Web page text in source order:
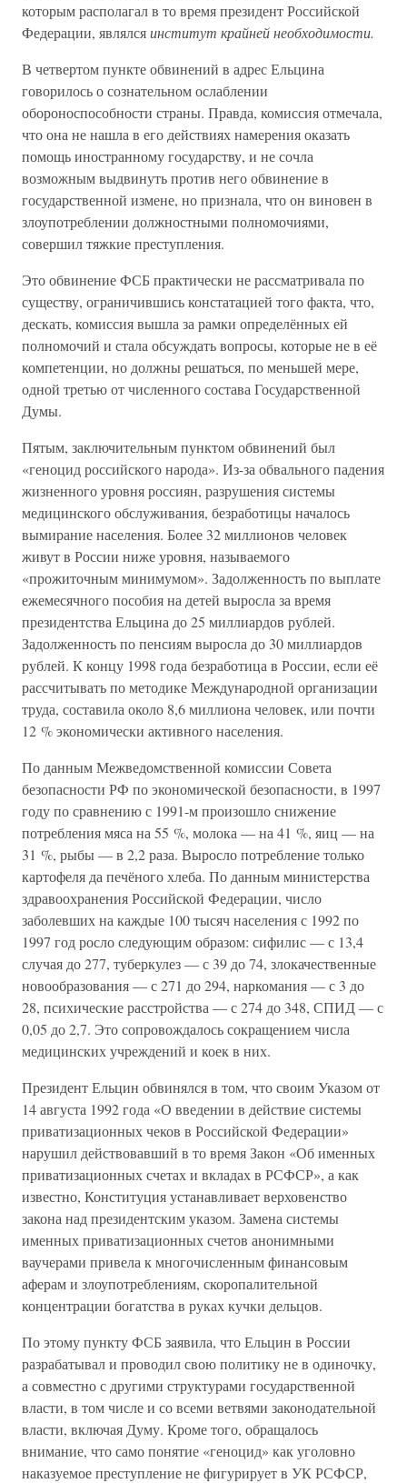
которым располагал в то время президент Российской
Федерации, являлсяинститут крайней необходимости.
В четвертом пункте обвинений в адрес Ельцина
говорилось о сознательном ослаблении
обороноспособности страны. Правда, комиссия отмечала,
что она не нашла в его действиях намерения оказать
помощь иностранному государству, и не сочла
возможным выдвинуть против него обвинение в
государственной измене, но признала, что он виновен в
злоупотреблении должностными полномочиями,
совершил тяжкие преступления.
Это обвинение ФСБ практически не рассматривала по
существу, ограничившись констатацией того факта, что,
дескать, комиссия вышла за рамки определённых ей
полномочий и стала обсуждать вопросы, которые не в её
компетенции, но должны решаться, по меньшей мере,
одной третью от численного состава Государственной
Думы.
Пятым, заключительным пунктом обвинений был
«геноцид российского народа». Из-за обвального падения
жизненного уровня россиян, разрушения системы
медицинского обслуживания, безработицы началось
вымирание населения. Более 32 миллионов человек
живут в России ниже уровня, называемого
«прожиточным минимумом». Задолженность по выплате
ежемесячного пособия на детей выросла за время
президентства Ельцина до 25 миллиардов рублей.
Задолженность по пенсиям выросла до 30 миллиардов
рублей. К концу 1998 года безработица в России, если её
рассчитывать по методике Международной организации
труда, составила около 8,6 миллиона человек, или почти
12 % экономически активного населения.
По данным Межведомственной комиссии Совета
безопасности РФ по экономической безопасности, в 1997
году по сравнению с 1991-м произошло снижение
потребления мяса на 55 %, молока — на 41 %, яиц — на
31 %, рыбы — в 2,2 раза. Выросло потребление только
картофеля да печёного хлеба. По данным министерства
здравоохранения Российской Федерации, число
заболевших на каждые 100 тысяч населения с 1992 по
1997 год росло следующим образом: сифилис — с 13,4
случая до 277, туберкулез — с 39 до 74, злокачественные
новообразования — с 271 до 294, наркомания — с 3 до
28, психические расстройства — с 274 до 348, СПИД — с
0,05 до 2,7. Это сопровождалось сокращением числа
медицинских учреждений и коек в них.
Президент Ельцин обвинялся в том, что своим Указом от
14 августа 1992 года «О введении в действие системы
приватизационных чеков в Российской Федерации»
нарушил действовавший в то время Закон «Об именных
приватизационных счетах и вкладах в РСФСР», а как
известно, Конституция устанавливает верховенство
закона над президентским указом. Замена системы
именных приватизационных счетов анонимными
ваучерами привела к многочисленным финансовым
аферам и злоупотреблениям, скоропалительной
концентрации богатства в руках кучки дельцов.
По этому пункту ФСБ заявила, что Ельцин в России
разрабатывал и проводил свою политику не в одиночку,
а совместно с другими структурами государственной
власти, в том числе и со всеми ветвями законодательной
власти, включая Думу. Кроме того, обращалось
внимание, что само понятие «геноцид» как уголовно
наказуемое преступление не фигурирует в УК РСФСР,